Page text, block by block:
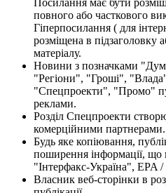
повного або часткового
Гіперпосилання ( для
розміщена в підзаголовку
матеріалу.
Новини з позначками
"Регіони", "Гроші",
"Спецпроекти", "Промо"
реклами.
Розділ Спецпроекти
комерційними партнерами.
Будь яке копіювання,
поширення інформації, що
"Інтерфакс-Україна", EPA
Власник веб-сторінки в